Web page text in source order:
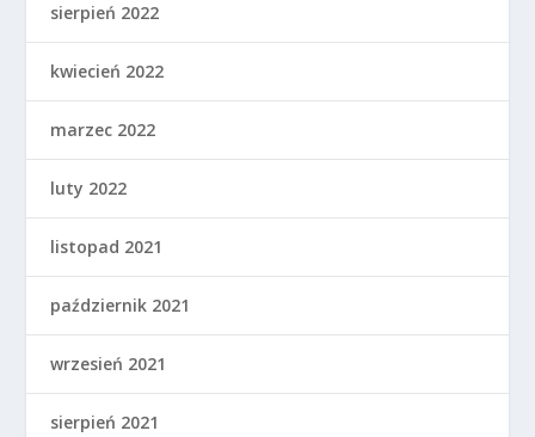
sierpień 2022
kwiecień 2022
marzec 2022
luty 2022
listopad 2021
październik 2021
wrzesień 2021
sierpień 2021